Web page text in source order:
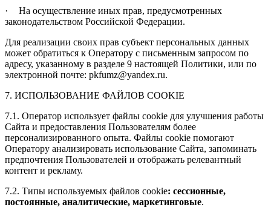
·
На осуществление иных прав, предусмотренных
законодательством Российской Федерации.
Для реализации своих прав субъект персональных данных
может обратиться к Оператору с письменным запросом по
адресу, указанному в разделе 9 настоящей Политики, или по
электронной почте: pkfumz@yandex.ru.
7. ИСПОЛЬЗОВАНИЕ ФАЙЛОВ COOKIE
7.1. Оператор использует файлы cookie для улучшения работы
Сайта и предоставления Пользователям более
персонализированного опыта. Файлы cookie помогают
Оператору анализировать использование Сайта, запоминать
предпочтения Пользователей и отображать релевантный
контент и рекламу.
7.2. Типы используемых файлов cookie: сессионные,
постоянные, аналитические, маркетинговые.